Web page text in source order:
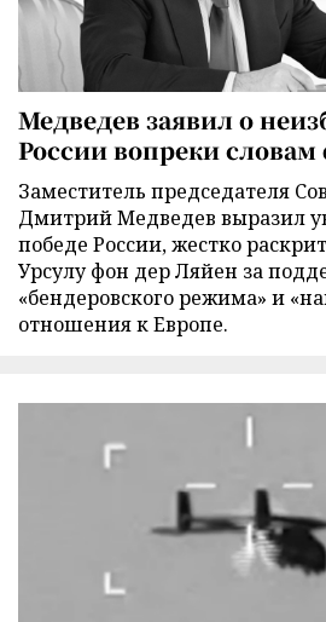
Медведев заявил о
России вопреки
Заместитель председателя
Дмитрий Медведев выразил
победе России, жестко
Урсулу фон дер Ляйен за
«бендеровского режима» и
отношения к Европе.